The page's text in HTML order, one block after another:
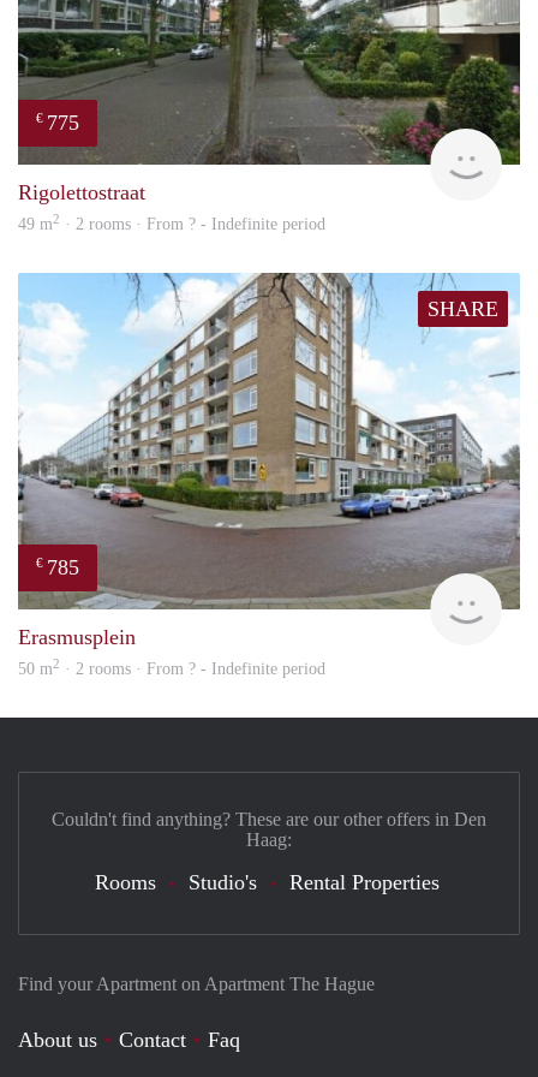
€ 775
Rigolettostraat
49 m2 · 2 rooms · From ? - Indefinite period
SHARE
€ 785
rent
Erasmusplein
50 m2 · 2 rooms · From ? - Indefinite period
Find your Apartment on Apartment The Hague
About us Contact
Faq
Couldn't find anything? These are our other offers in Den
Haag:
Rooms Studio's Rental Properties